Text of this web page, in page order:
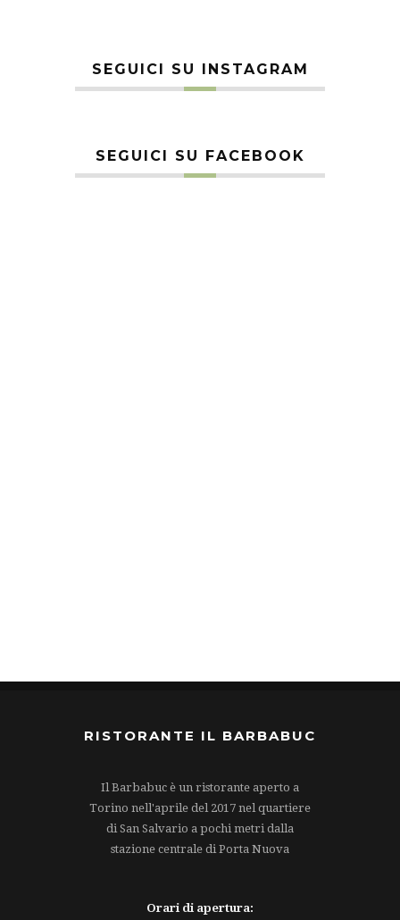
SEGUICI SU INSTAGRAM
SEGUICI SU FACEBOOK
RISTORANTE IL BARBABUC
Il Barbabuc è un ristorante aperto a
Torino nell'aprile del 2017 nel quartiere
di San Salvario a pochi metri dalla
stazione centrale di Porta Nuova
Orari di apertura: